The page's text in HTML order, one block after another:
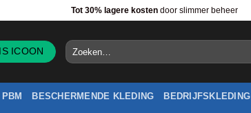
Tot 30% lagere kosten door slimmer beheer
Zoeken
naar:
PBM BESCHERMENDE KLEDING BEDRIJFSKLEDING